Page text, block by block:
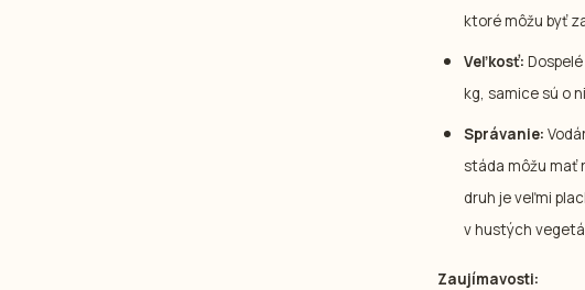
ktoré môžu byť
Veľkosť:
kg, samice sú o
Správanie:
stáda môžu mať
druh je veľmi
v hustých
Zaujímavosti: